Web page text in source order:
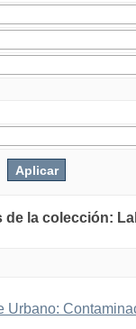
de la colección:
Urbano: